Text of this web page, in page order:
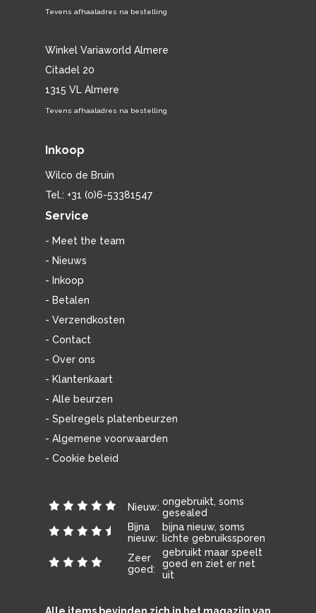
Tevens afhaaladres na bestelling
Winkel Variaworld Almere
Citadel 20
1315 VL Almere
Tevens afhaaladres na bestelling
Inkoop
Wilco de Bruin
Tel.: +31 (0)6-53381547
Service
- Meet the team
- Nieuws
- Inkoop
- Betalen
- Verzendkosten
- Contact
- Over ons
- Klantenkaart
- Alle beurzen
- Spelregels platenbeurzen
- Algemene voorwaarden
- Cookie beleid
Nieuw: ongebruikt, soms
gesealed
Bijna
nieuw:
bijna nieuw, soms
lichte gebruikssporen
Zeer
goed:
gebruikt maar speelt
goed en ziet er net
uit